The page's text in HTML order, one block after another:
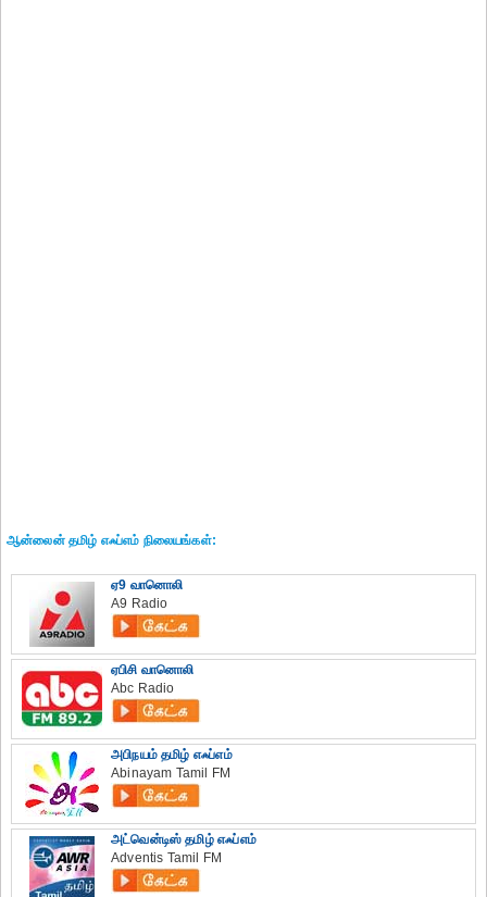
ஆன்லைன் தமிழ் எஃப்எம் நிலையங்கள்:
ஏ9 வானொலி
A9 Radio
ஏபிசி வானொலி
Abc Radio
அபிநயம் தமிழ் எஃப்எம்
Abinayam Tamil FM
அட்வென்டிஸ் தமிழ் எஃப்எம்
Adventis Tamil FM